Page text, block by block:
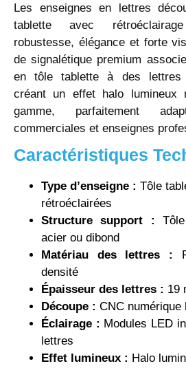
Les enseignes en lettres
tablette avec
robustesse, élégance et forte
de signalétique premium
en tôle tablette à des lettres
créant un effet halo lumineux
gamme, parfaitement
commerciales et enseignes
Caractéristiques
Type d’enseigne : Tôle
rétroéclairées
Structure support :
acier ou dibond
Matériau des lettres :
densité
Épaisseur des lettres : 19
Découpe : CNC numérique
Éclairage : Modules LED
lettres
Effet lumineux : Halo